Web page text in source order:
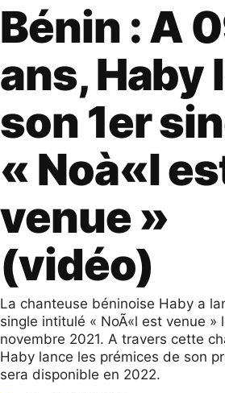
Bénin : A
ans, Haby
son 1er
« Noà«l
venue »
(vidéo)
La chanteuse béninoise Haby a
single intitulé « NoÃ«l est venue »
novembre 2021. A travers cette
Haby lance les prémices de son
sera disponible en 2022.